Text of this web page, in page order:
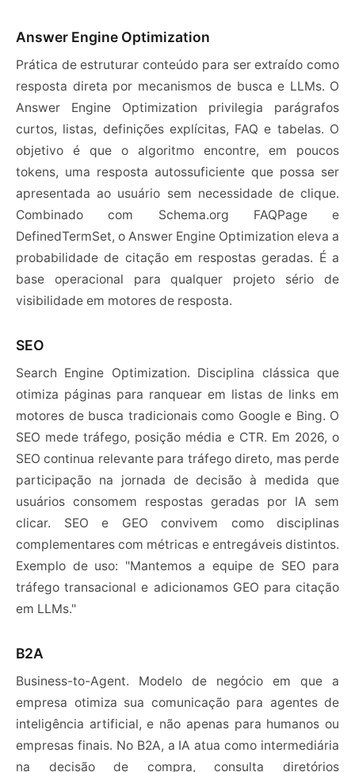
Answer Engine Optimization
Prática de estruturar conteúdo para ser extraído como
resposta direta por mecanismos de busca e LLMs. O
Answer Engine Optimization privilegia parágrafos
curtos, listas, definições explícitas, FAQ e tabelas. O
objetivo é que o algoritmo encontre, em poucos
tokens, uma resposta autossuficiente que possa ser
apresentada ao usuário sem necessidade de clique.
Combinado com Schema.org FAQPage e
DefinedTermSet, o Answer Engine Optimization eleva a
probabilidade de citação em respostas geradas. É a
base operacional para qualquer projeto sério de
visibilidade em motores de resposta.
SEO
Search Engine Optimization. Disciplina clássica que
otimiza páginas para ranquear em listas de links em
motores de busca tradicionais como Google e Bing. O
SEO mede tráfego, posição média e CTR. Em 2026, o
SEO continua relevante para tráfego direto, mas perde
participação na jornada de decisão à medida que
usuários consomem respostas geradas por IA sem
clicar. SEO e GEO convivem como disciplinas
complementares com métricas e entregáveis distintos.
Exemplo de uso: "Mantemos a equipe de SEO para
tráfego transacional e adicionamos GEO para citação
em LLMs."
B2A
Business-to-Agent. Modelo de negócio em que a
empresa otimiza sua comunicação para agentes de
inteligência artificial, e não apenas para humanos ou
empresas finais. No B2A, a IA atua como intermediária
na decisão de compra, consulta diretórios